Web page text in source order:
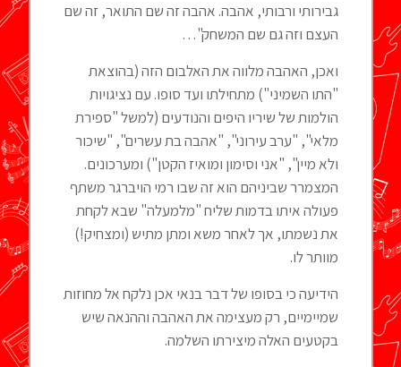
גבירותי ורבותי, אהבה. אהבה זה שם התואר, זה שם
העצם וזה גם שם המשחק"…
ואכן, האהבה מלווה את האלבום הזה (בהוצאת
"התו השמיני") מתחילתו ועד סופו. עם נציגויות
הולמות של שיריו היפים והנודעים (למשל "ספירת
מלאי", "ערב עירוני", "אהבה בת עשרים", "שיכור
ולא מיין", "אני וסימון ומואיז הקטן") ומערכונים.
המצמרר שביניהם הוא זה שבו רמי הויברגר משתף
פעולה איתו בדמות שליח "מלמעלה" שבא לקחת
את נשמתו, אך לאחר משא ומתן מתיש (ומצחיק!)
מוותר לו.
הידיעה כי בסופו של דבר בנאי אכן נלקח אל מחוזות
שמיימיים, רק מעצימה את האהבה וההנאה שיש
בקטעים האלה מיצירתו השלמה.